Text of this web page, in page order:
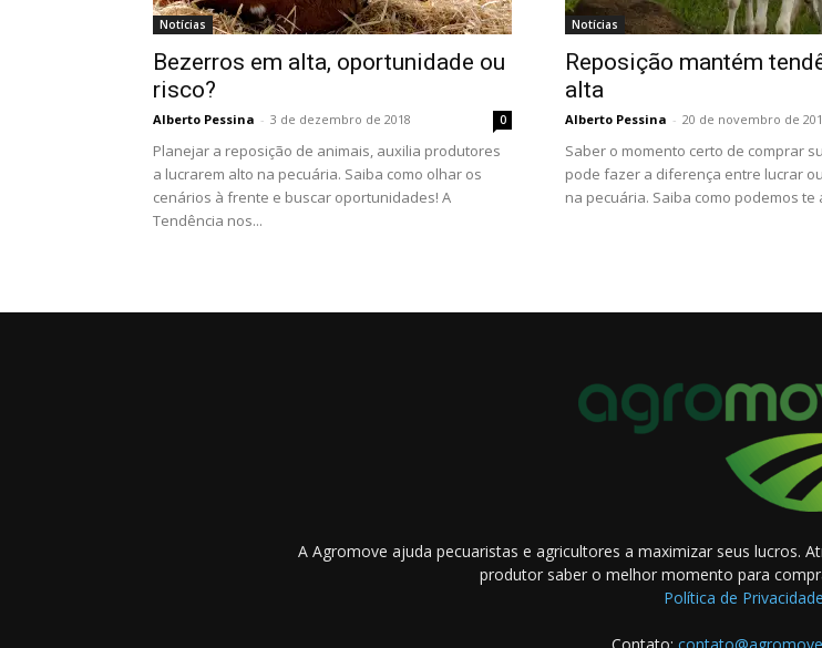
Notícias
Bezerros em alta, oportunidade ou
risco?
Alberto Pessina - 3 de dezembro de 2018 0
Planejar a reposição de animais, auxilia produtores
a lucrarem alto na pecuária. Saiba como olhar os
cenários à frente e buscar oportunidades! A
Tendência nos...
Notícias
Reposição mantém
alta
Alberto Pessina - 20 de novembro de
Saber o momento certo de comprar
pode fazer a diferença entre lucrar
na pecuária. Saiba como podemos te
A Agromove ajuda pecuaristas e agricultores a maximizar seus lucros.
produtor saber o melhor momento para
Política de Privacidade